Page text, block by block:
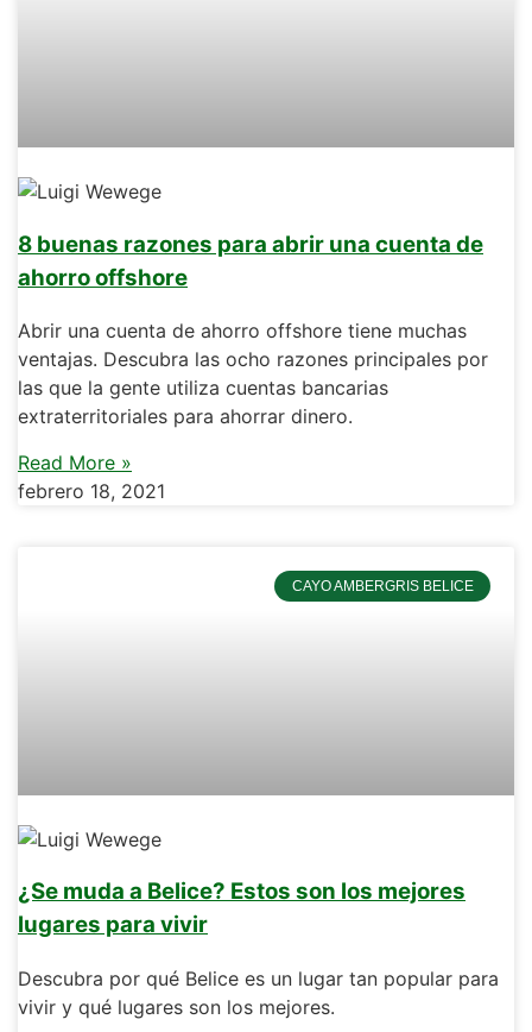
8 buenas razones para abrir una cuenta de
ahorro offshore
Abrir una cuenta de ahorro offshore tiene muchas
ventajas. Descubra las ocho razones principales por
las que la gente utiliza cuentas bancarias
extraterritoriales para ahorrar dinero.
Read More »
febrero 18, 2021
CAYO AMBERGRIS BELICE
¿Se muda a Belice? Estos son los mejores
lugares para vivir
Descubra por qué Belice es un lugar tan popular para
vivir y qué lugares son los mejores.